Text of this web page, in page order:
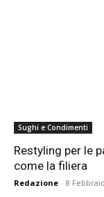
Sughi e Condimenti
Restyling per le
come la filiera
Redazione - 8